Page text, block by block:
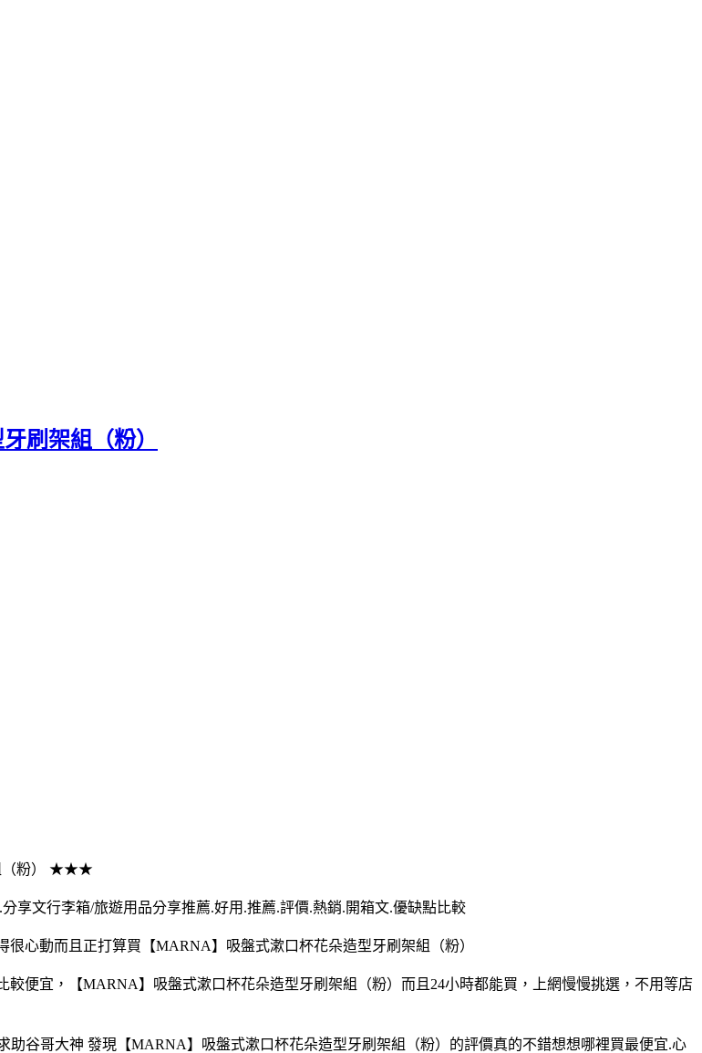
刷架組（粉）
（粉） ★★★
享文行李箱/旅遊用品分享推薦.好用.推薦.評價.熱銷.開箱文.優缺點比較
心動而且正打算買【MARNA】吸盤式漱口杯花朵造型牙刷架組（粉）
便宜，【MARNA】吸盤式漱口杯花朵造型牙刷架組（粉）而且24小時都能買，上網慢慢挑選，不用等店
谷哥大神 發現【MARNA】吸盤式漱口杯花朵造型牙刷架組（粉）的評價真的不錯想想哪裡買最便宜.心